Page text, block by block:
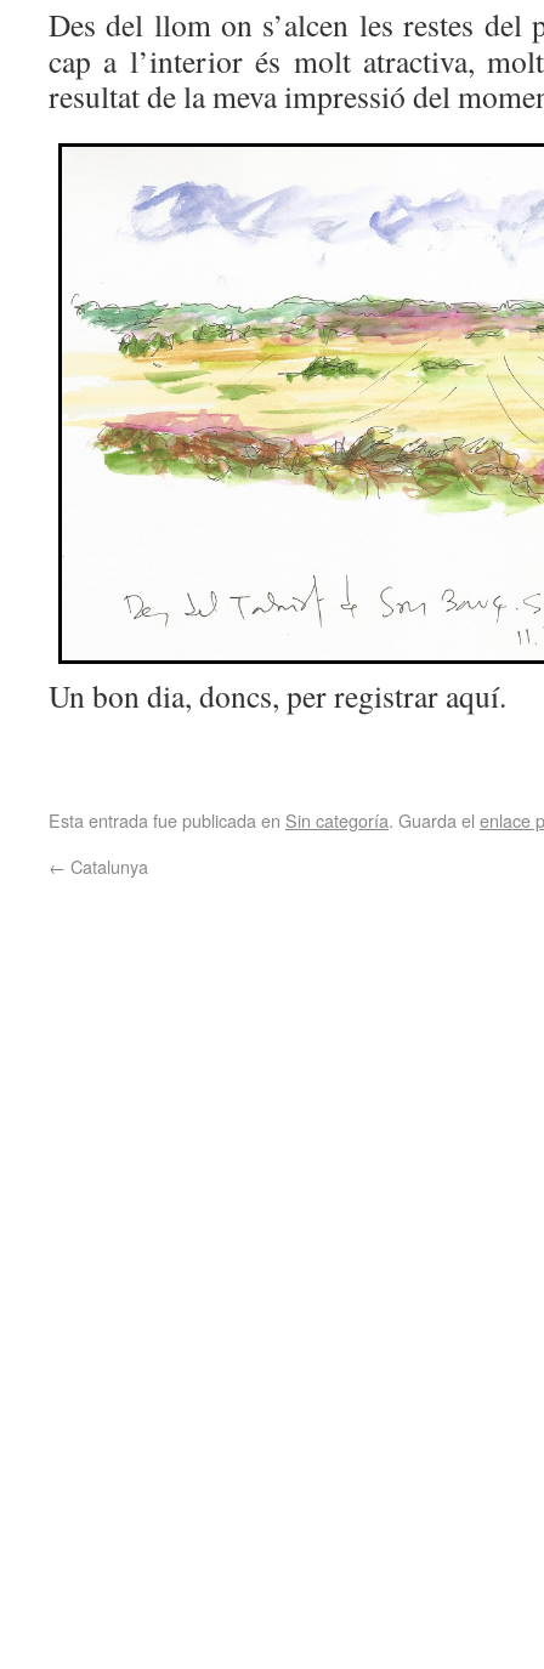
Des del llom on s’alcen les restes del
cap a l’interior és molt atractiva,
resultat de la meva impressió del
Un bon dia, doncs, per registrar aquí.
Esta entrada fue publicada en Sin categoría. Guarda el enlace
← Catalunya